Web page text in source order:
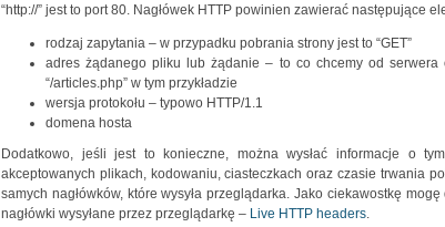
“http://” jest to port 80. Nagłówek HTTP powinien zawierać następujące
rodzaj zapytania – w przypadku pobrania strony jest to “GET”
adres żądanego pliku lub żądanie – to co chcemy od
“/articles.php” w tym przykładzie
wersja protokołu – typowo HTTP/1.1
domena hosta
Dodatkowo, jeśli jest to konieczne, można wysłać informacje o
akceptowanych plikach, kodowaniu, ciasteczkach oraz czasie trwania
samych nagłówków, które wysyła przeglądarka. Jako ciekawostkę
nagłówki wysyłane przez przeglądarkę – Live HTTP headers